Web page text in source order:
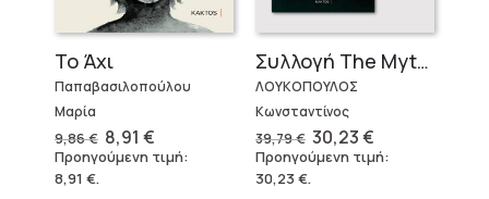
Το Άχι
Παπαβασιλοπούλου
Μαρία
9,86€ Original
price
was:
8,91 €Η
τρέχουσα
τιμή
Προηγούμενη τιμή:
8,91 €.
Συλλογή The Mythologist (2 βιβλία)
ΛΟΥΚΟΠΟΥΛΟΣ
Κωνσταντίνος
39,79€ Original
price
was:
39,79 €.
30,23€Η
τρέχουσα
τιμή
Προηγούμενη τιμή:
30,23€.